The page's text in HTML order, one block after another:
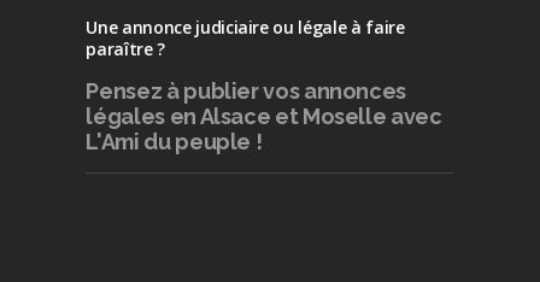
Une annonce judiciaire ou légale à faire
paraître ?
Pensez à publiervos annonces
légales en Alsace et Moselle avec
L'Ami du peuple !